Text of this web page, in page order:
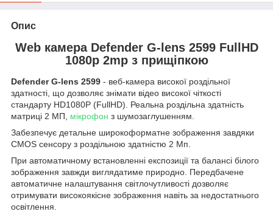
Опис
Web камера Defender G-lens 2599 FullHD
1080p 2mp з прищіпкою
Defender G-lens 2599 - веб-камера високої роздільної
здатності, що дозволяє знімати відео високої чіткості
стандарту HD1080P (FullHD). Реальна роздільна здатність
матриці 2 МП, мікрофон з шумозаглушенням.
Забезпечує детальне широкоформатне зображення завдяки
CMOS сенсору з роздільною здатністю 2 Мп.
При автоматичному встановленні експозиції та балансі білого
зображення завжди виглядатиме природно. Передбачене
автоматичне налаштування світлочутливості дозволяє
отримувати високоякісне зображення навіть за недостатнього
освітлення.